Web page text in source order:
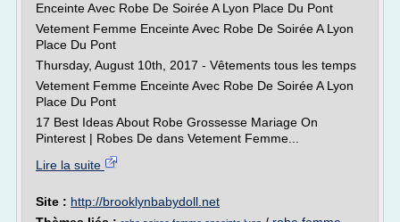
Enceinte Avec Robe De Soirée A Lyon Place Du Pont
Vetement Femme Enceinte Avec Robe De Soirée A Lyon
Place Du Pont
Thursday, August 10th, 2017 - Vêtements tous les temps
Vetement Femme Enceinte Avec Robe De Soirée A Lyon
Place Du Pont
17 Best Ideas About Robe Grossesse Mariage On
Pinterest | Robes De dans Vetement Femme...
Lire la suite
Site : http://brooklynbabydoll.net